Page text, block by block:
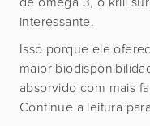
interessante.
Isso porque ele
maior
absorvido com mais
Continue a leitura